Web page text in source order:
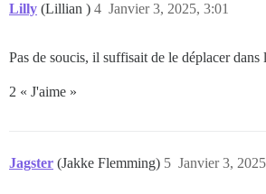
Lilly (Lillian ) Janvier 3, 2025, 3:01
4
Pas de soucis, il suffisait de le déplacer dans
2 « J'aime »
Jagster (Jakke Flemming) Janvier 3,
5